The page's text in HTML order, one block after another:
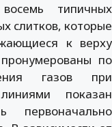
типичных
слитков, которые
к верху
по
газов при
показан
первоначально